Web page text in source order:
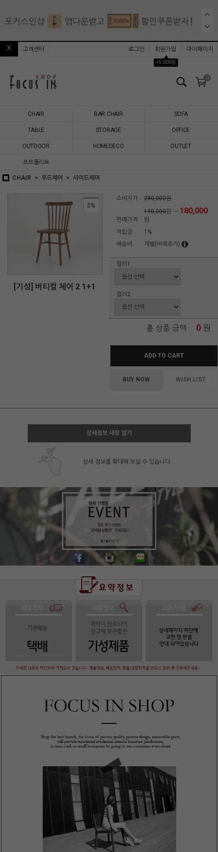
고객센터 로그인
회원가입
▲
+5,000원
마이페이지
0
CHAIR BAR CHAIR SOFA
TABLE STORAGE OFFICE
OUTDOOR HOMEDECO OUTLET
포트폴리오
CHAIR 우드체어 사이드체어
5%
[기성] 버티컬 체어 2 1+1
소비자가 280,000원
판매가격
190,000원 → 180,000
원
적립금
1%
배송비
개별(비례추가)
컬러1
컬러2
총 상품 금액 0 원
ADD TO CART
BUY NOW WISH LIST
상세정보 새창 열기
상세 정보를 확대해 보실 수 있습니다.